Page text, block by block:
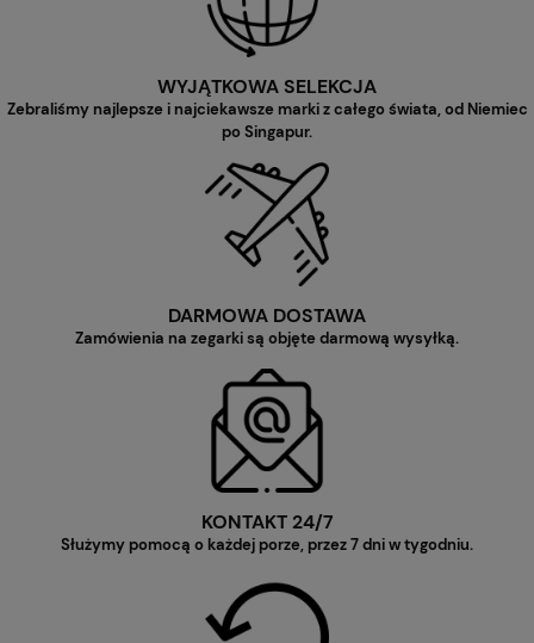
WYJĄTKOWA SELEKCJA
Zebraliśmy najlepsze i najciekawsze marki z całego świata, od Niemiec
po Singapur.
DARMOWA DOSTAWA
Zamówienia na zegarki są objęte darmową wysyłką.
KONTAKT 24/7
Służymy pomocą o każdej porze, przez 7 dni w tygodniu.